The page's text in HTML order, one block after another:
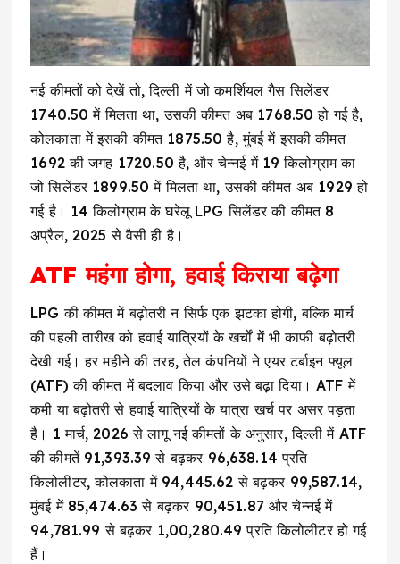
नई कीमतों को देखें तो, दिल्ली में जो कमर्शियल गैस सिलेंडर
₹1740.50 में मिलता था, उसकी कीमत अब ₹1768.50 हो गई है,
कोलकाता में इसकी कीमत ₹1875.50 है, मुंबई में इसकी कीमत
₹1692 की जगह ₹1720.50 है, और चेन्नई में 19 किलोग्राम का
जो सिलेंडर ₹1899.50 में मिलता था, उसकी कीमत अब ₹1929 हो
गई है। 14 किलोग्राम के घरेलू LPG सिलेंडर की कीमत 8
अप्रैल, 2025 से वैसी ही है।
ATF महंगा होगा, हवाई किराया बढ़ेगा
LPG की कीमत में बढ़ोतरी न सिर्फ एक झटका होगी, बल्कि मार्च
की पहली तारीख को हवाई यात्रियों के खर्चों में भी काफी बढ़ोतरी
देखी गई। हर महीने की तरह, तेल कंपनियों ने एयर टर्बाइन फ्यूल
(ATF) की कीमत में बदलाव किया और उसे बढ़ा दिया। ATF में
कमी या बढ़ोतरी से हवाई यात्रियों के यात्रा खर्च पर असर पड़ता
है। 1 मार्च, 2026 से लागू नई कीमतों के अनुसार, दिल्ली में ATF
की कीमतें ₹91,393.39 से बढ़कर ₹96,638.14 प्रति
किलोलीटर, कोलकाता में ₹94,445.62 से बढ़कर ₹99,587.14,
मुंबई में ₹85,474.63 से बढ़कर ₹90,451.87 और चेन्नई में
₹94,781.99 से बढ़कर ₹1,00,280.49 प्रति किलोलीटर हो गई
हैं।